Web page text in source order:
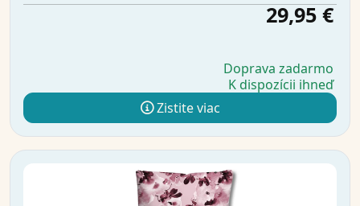
29,95 €
Doprava zadarmo
K dispozícii ihneď
Zistite viac